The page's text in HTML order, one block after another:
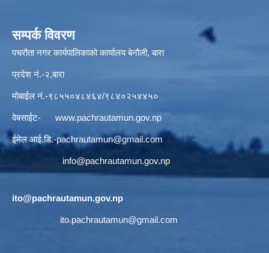
सम्पर्क विवरण
पचरौता नगर कार्यपालिकाको कार्यालय बेनौली, बारा
प्रदेश नं.-२,बारा
मोबाईल नं.-९८५५०४८४६४/९८४०२५४४५०
वेबसाईट- www.pachrautamun.gov.np
ईमेल आई.डि.-pachrautamun@gmail.com
info@pachrautamun.gov.np
ito@pachrautamun.gov.np
ito.pachrautamun@gmail.com